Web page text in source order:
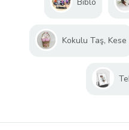
Kokulu Taş, Kese